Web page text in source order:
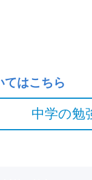
てはこちら
中学の勉